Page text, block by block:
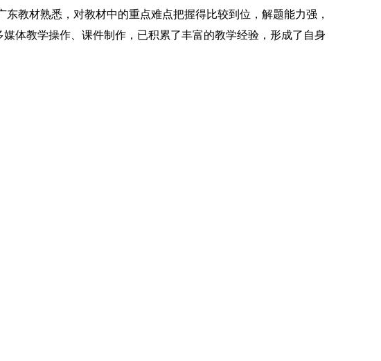
教材熟悉，对教材中的重点难点把握得比较到位，解题能力强，
体教学操作、课件制作，已积累了丰富的教学经验，形成了自身